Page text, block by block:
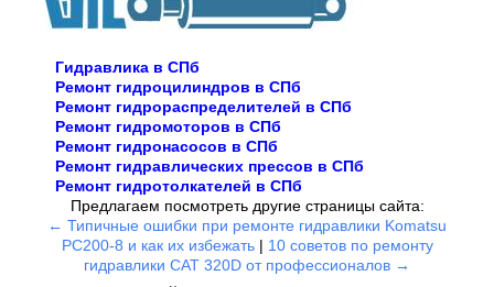
Гидравлика в СПб
Ремонт гидроцилиндров в СПб
Ремонт гидрораспределителей в СПб
Ремонт гидромоторов в СПб
Ремонт гидронасосов в СПб
Ремонт гидравлических прессов в СПб
Ремонт гидротолкателей в СПб
Предлагаем посмотреть другие страницы сайта:
← Типичные ошибки при ремонте гидравлики Komatsu
PC200-8 и как их избежать| 10 советов по ремонту
гидравлики CAT 320D от профессионалов →